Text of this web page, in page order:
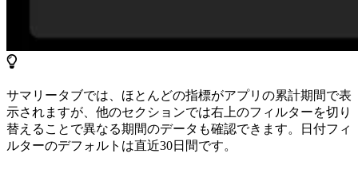
サマリータブでは、ほとんどの指標がアプリの累計期間で表
示されますが、他のセクションでは右上のフィルターを切り
替えることで異なる期間のデータも確認できます。日付フィ
ルターのデフォルトは直近30日間です。